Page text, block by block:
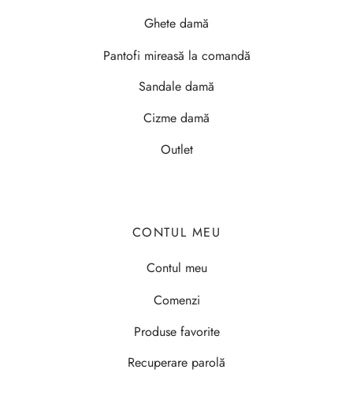
Ghete damă
Pantofi mireasă la comandă
Sandale damă
Cizme damă
Outlet
CONTUL MEU
Contul meu
Comenzi
Produse favorite
Recuperare parolă